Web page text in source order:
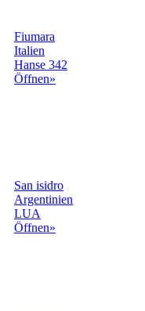
Fiumara
Italien
Hanse 342
Öffnen»
San isidro
Argentinien
LUA
Öffnen»